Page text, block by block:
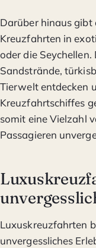
Darüber hinaus gibt
Kreuzfahrten in
oder die
Sandstrände,
Tierwelt entdecken
Kreuzfahrtschiffes
somit eine Vielzahl
Passagieren
Luxuskreuzfahrten
unvergessliches